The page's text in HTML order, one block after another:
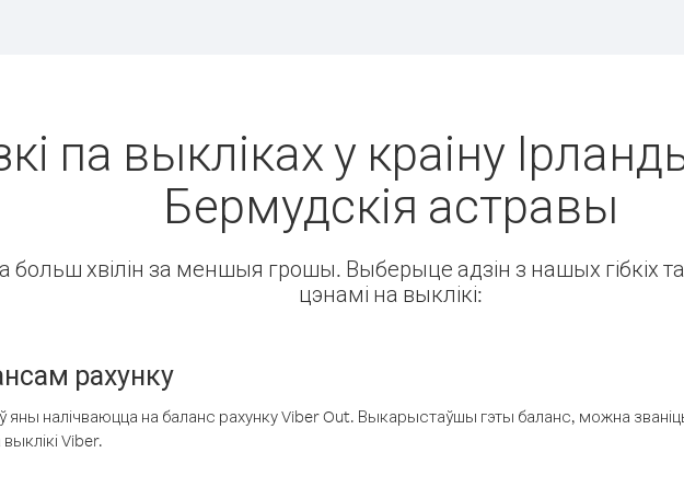
па выкліках у краіну
Бермудскія астравы
больш хвілін за меншыя грошы. Выберыце адзін з нашых гібкіх
цэнамі на выклікі:
рахунку
яны налічваюцца на баланс рахунку Viber Out. Выкарыстаўшы гэты баланс, можна
Viber.